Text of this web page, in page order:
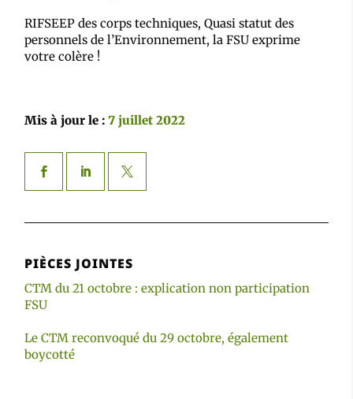
RIFSEEP des corps techniques, Quasi statut des
personnels de l’Environnement, la FSU exprime
votre colère !
Mis à jour le :7 juillet 2022
PIÈCES JOINTES
CTM du 21 octobre : explication non participation
FSU
Le CTM reconvoqué du 29 octobre, également
boycotté